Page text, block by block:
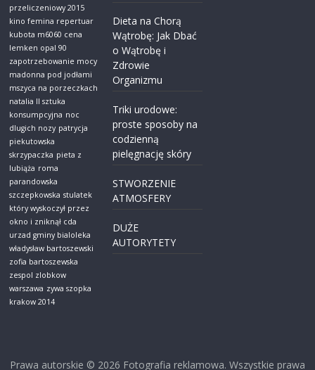
przeliczeniowy 2015
kino femina repertuar
kubota m6060 cena
lemken opal 90
zapotrzebowanie mocy
madonna pod jodłami
mszyca na porzeczkach
natalia ll sztuka
konsumpcyjna noc
dlugich nozy patrycja
piekutowska
skrzypaczka pieta z
lubiąża roma
parandowska
szczepkowska stulatek
który wyskoczył przez
okno i zniknął cda
urzad gminy bialoleka
władysław bartoszewski
zofia bartoszewska
zespol zlobkow
warszawa zywa szopka
krakow 2014
Dieta na Chorą
Wątrobę: Jak Dbać
o Wątrobę i
Zdrowie
Organizmu
Triki urodowe:
proste sposoby na
codzienną
pielęgnację skóry
STWORZENIE
ATMOSFERY
DUŻE
AUTORYTETY
Prawa autorskie © 2026 Fotografia reklamowa. Wszystkie prawa